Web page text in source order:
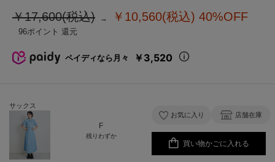
￥17,600(税込) ￥10,560(税込) 40%OFF
96
サックス
F
残りわずか
お気に入り 店舗在庫
買い物かごに入れる
ペイディなら月々 ￥3,520